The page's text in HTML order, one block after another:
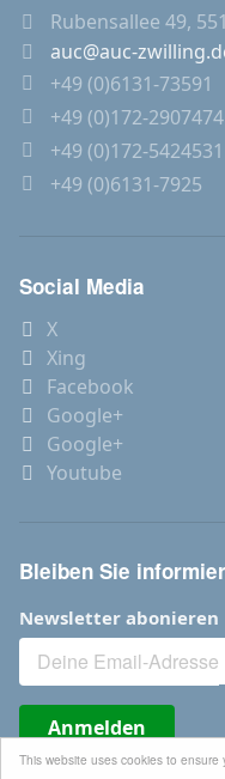
This website uses cookies to
Rubensallee 49,
auc@auc-
+49 (0)6131-73591
+49 (0)172-
+49 (0)172-
+49 (0)6131-7925
Social Media
X
Xing
Facebook
Google+
Google+
Youtube
Bleiben Sie
Newsletter abonieren
Anmelden